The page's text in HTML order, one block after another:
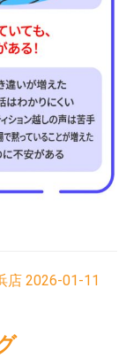
店 2026-01-11